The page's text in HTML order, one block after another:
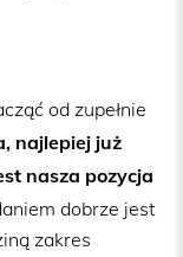
od zupełnie
najlepiej już
nasza pozycja
dobrze jest
zakres